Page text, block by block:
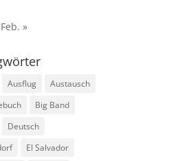
Feb. »
Ausflug
Austausch
Big Band
Deutsch
El Salvador